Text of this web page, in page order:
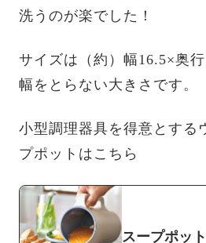
洗うのが楽でした！
サイズは（約）幅16.5×奥行
幅をとらない大きさです。
小型調理器具を得意とする
プポットはこちら
スープポット